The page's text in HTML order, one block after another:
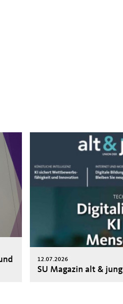
12.07.2026
SU Magazin alt & jung